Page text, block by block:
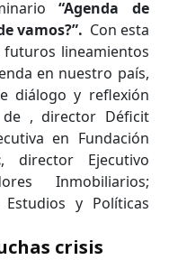
“Agenda de
vamos?”. Con esta
futuros lineamientos
en nuestro país,
diálogo y reflexión
, director Déficit
en Fundación
, director Ejecutivo
Inmobiliarios;
y Políticas
crisis